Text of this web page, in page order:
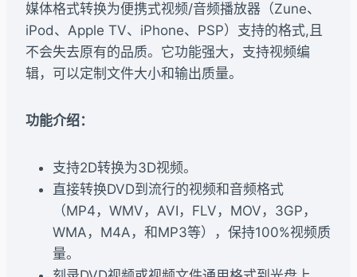
媒体格式转换为便携式视频/音频播放器（Zune、
iPod、Apple TV、iPhone、PSP）支持的格式,且
不会失去原有的品质。它功能强大，支持视频编
辑，可以定制文件大小和输出质量。
功能介绍：
支持2D转换为3D视频。
直接转换DVD到流行的视频和音频格式
（MP4，WMV，AVI，FLV，MOV，3GP，
WMA，M4A，和MP3等），保持100%视频质
量。